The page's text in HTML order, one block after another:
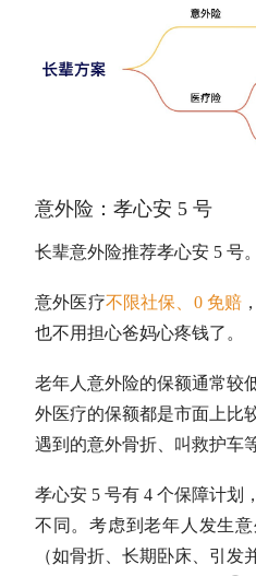
意外险：孝心安 5 号
长辈意外险推荐孝心安 5 号。
意外医疗不限社保、0 免赔
也不用担心爸妈心疼钱了。
老年人意外险的保额通常较
外医疗的保额都是市面上比
遇到的意外骨折、叫救护车
孝心安 5 号有 4 个保障计划
不同。考虑到老年人发生
（如骨折、长期卧床、引